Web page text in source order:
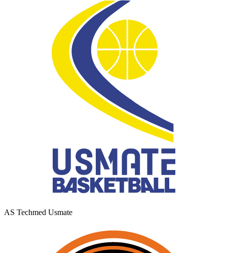
AS Techmed Usmate